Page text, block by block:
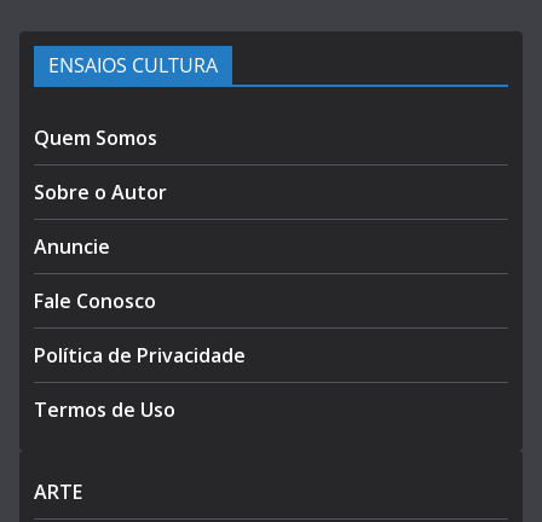
ENSAIOS CULTURA
Quem Somos
Sobre o Autor
Anuncie
Fale Conosco
Política de Privacidade
Termos de Uso
ARTE